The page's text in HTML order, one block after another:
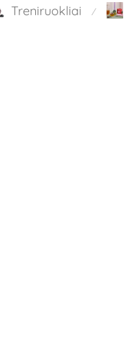
Treniruokliai ⁄